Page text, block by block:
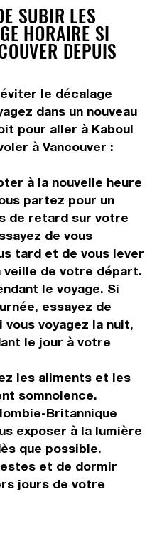
SUBIR LES
HORAIRE SI
DEPUIS
le décalage
dans un nouveau
pour aller à Kaboul
à Vancouver :
à la nouvelle heure
partez pour un
de retard sur votre
de vous
tard et de vous lever
de votre départ.
le voyage. Si
essayez de
voyagez la nuit,
le jour à votre
les aliments et les
somnolence.
Britannique
exposer à la lumière
que possible.
et de dormir
jours de votre